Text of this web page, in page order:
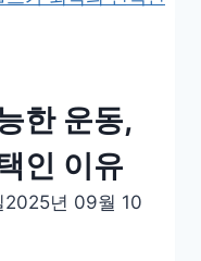
한 운동,
인 이유
2025년 09월 10